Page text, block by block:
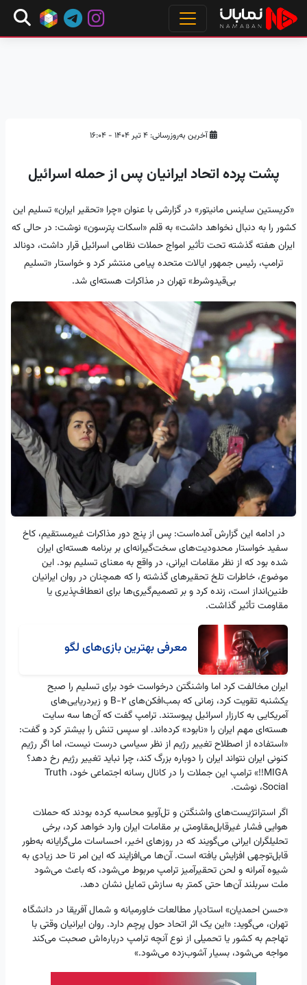
آخرین به‌روزرسانی: ۴ تیر ۱۴۰۴ - ۱۶:۰۴
پشت پرده اتحاد ایرانیان پس از حمله اسرائیل
«کریستین ساینس مانیتور» در گزارشی با عنوان «چرا «تحقیر ایران» تسلیم این
کشور را به دنبال نخواهد داشت» به قلم «اسکات پترسون» نوشت: در حالی که
ایران هفته گذشته تحت تأثیر امواج حملات نظامی اسرائیل قرار داشت، دونالد
ترامپ، رئیس جمهور ایالات متحده پیامی منتشر کرد و خواستار «تسلیم
بی‌قیدوشرط» تهران در مذاکرات هسته‌ای شد.
در ادامه این گزارش آمده‌است: پس از پنج دور مذاکرات غیرمستقیم، کاخ
سفید خواستار محدودیت‌های سخت‌گیرانه‌ای بر برنامه هسته‌ای ایران
شده بود که از نظر مقامات ایرانی، در واقع به معنای تسلیم بود. این
موضوع، خاطرات تلخ تحقیرهای گذشته را که همچنان در روان ایرانیان
طنین‌انداز است، زنده کرد و بر تصمیم‌گیری‌ها برای انعطاف‌پذیری یا
مقاومت تأثیر گذاشت.
معرفی بهترین بازی‌های لگو
ایران مخالفت کرد اما واشنگتن درخواست خود برای تسلیم را صبح
یکشنبه تقویت کرد، زمانی که بمب‌افکن‌های B-۲ و زیردریایی‌های
آمریکایی به کارزار اسرائیل پیوستند. ترامپ گفت که آن‌ها سه سایت
هسته‌ای مهم ایران را «نابود» کرده‌اند. او سپس تنش را بیشتر کرد و گفت:
«استفاده از اصطلاح تغییر رژیم از نظر سیاسی درست نیست، اما اگر رژیم
کنونی ایران نتواند ایران را دوباره بزرگ کند، چرا نباید تغییر رژیم رخ دهد؟
MIGA!!» ترامپ این جملات را در کانال رسانه اجتماعی خود، Truth
Social، نوشت.
اگر استراتژیست‌های واشنگتن و تل‌آویو محاسبه کرده بودند که حملات
هوایی فشار غیرقابل‌مقاومتی بر مقامات ایران وارد خواهد کرد، برخی
تحلیلگران ایرانی می‌گویند که در روزهای اخیر، احساسات ملی‌گرایانه به‌طور
قابل‌توجهی افزایش یافته است. آن‌ها می‌افزایند که این امر تا حد زیادی به
شیوه آمرانه و لحن تحقیرآمیز ترامپ مربوط می‌شود، که باعث می‌شود
ملت سربلند آن‌ها حتی کمتر به سازش تمایل نشان دهد.
«حسن احمدیان» استادیار مطالعات خاورمیانه و شمال آفریقا در دانشگاه
تهران، می‌گوید: «این یک اثر اتحاد حول پرچم دارد. روان ایرانیان وقتی با
تهاجم به کشور یا تحمیلی از نوع آنچه ترامپ درباره‌اش صحبت می‌کند
مواجه می‌شود، بسیار آشوب‌زده می‌شود.»